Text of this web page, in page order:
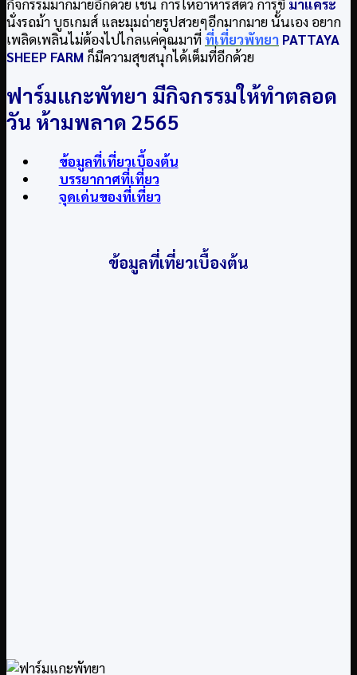
กิจกรรมมากมายอีกด้วย เช่น การให้อาหารสัตว์ การขี่ ม้าแคระ
นั่งรถม้า บูธเกมส์ และมุมถ่ายรูปสวยๆอีกมากมาย นั้นเอง อยาก
เพลิดเพลินไม่ต้องไปไกลแค่คุณมาที่ ที่เที่ยวพัทยา PATTAYA
SHEEP FARM ก็มีความสุขสนุกได้เต็มที่อีกด้วย
ฟาร์มแกะพัทยา มีกิจกรรมให้ทำตลอด
วัน ห้ามพลาด 2565
ข้อมูลที่เที่ยวเบื้องต้น
บรรยากาศที่เที่ยว
จุดเด่นของที่เที่ยว
ข้อมูลที่เที่ยวเบื้องต้น